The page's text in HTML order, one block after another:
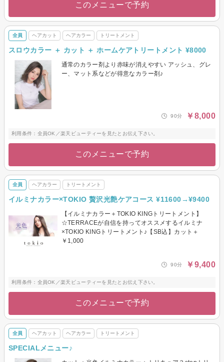
このメニューで予約
全員 ヘアカット ヘアカラー トリートメント
スロウカラー ＋ カット ＋ ホームケアトリートメント ¥8000
通常のカラー剤より赤味が消えやすい アッシュ、グレ
ー、マット系などが得意なカラー剤♪
90分 ￥8,000
利用条件：全員OK／楽天ビューティーを見たとお伝え下さい。
このメニューで予約
全員 ヘアカラー トリートメント
イルミナカラー×TOKIO 贅沢光艶ケアコース ¥11600→¥9400
【イルミナカラー＋TOKIO KINGトリートメント】
☆TERRACEが自信を持ってオススメするイルミナ
×TOKIO KINGトリートメント♪【SB込】カット＋
￥1,000
90分 ￥9,400
利用条件：全員OK／楽天ビューティーを見たとお伝え下さい。
このメニューで予約
全員 ヘアカット ヘアカラー トリートメント
SPECIALメニュー♪